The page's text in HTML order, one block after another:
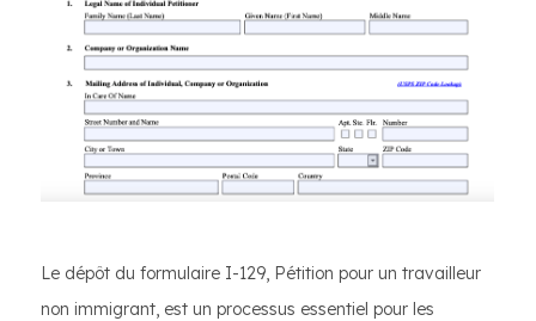
Le dépôt du formulaire I-129, Pétition pour un travailleur
non immigrant, est un processus essentiel pour les